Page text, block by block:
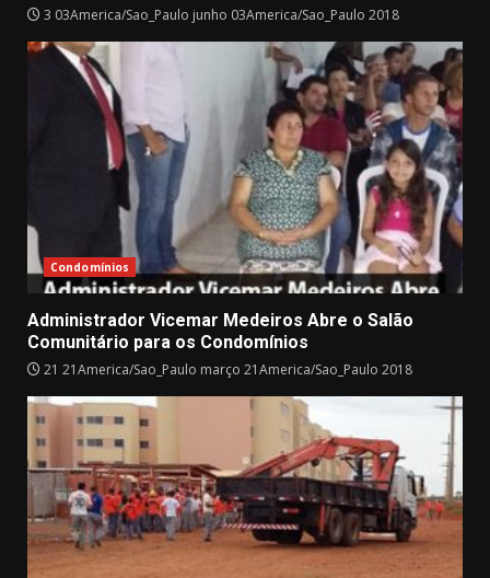
3 03America/Sao_Paulo junho 03America/Sao_Paulo 2018
Condomínios
Administrador Vicemar Medeiros Abre o Salão
Comunitário para os Condomínios
21 21America/Sao_Paulo março 21America/Sao_Paulo 2018